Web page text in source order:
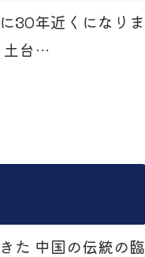
30年近くになりま
土台…
た 中国の伝統の臨